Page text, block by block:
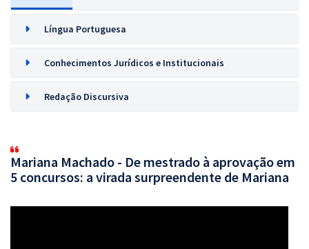
Língua Portuguesa
Conhecimentos Jurídicos e Institucionais
Redação Discursiva
Mariana Machado - De mestrado à aprovação em
5 concursos: a virada surpreendente de Mariana